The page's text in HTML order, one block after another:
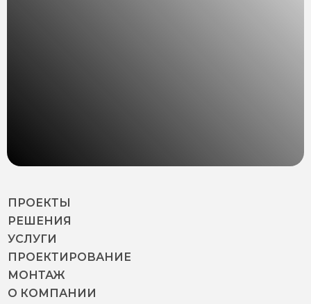
ПРОЕКТЫ
РЕШЕНИЯ
УСЛУГИ
ПРОЕКТИРОВАНИЕ
МОНТАЖ
О КОМПАНИИ